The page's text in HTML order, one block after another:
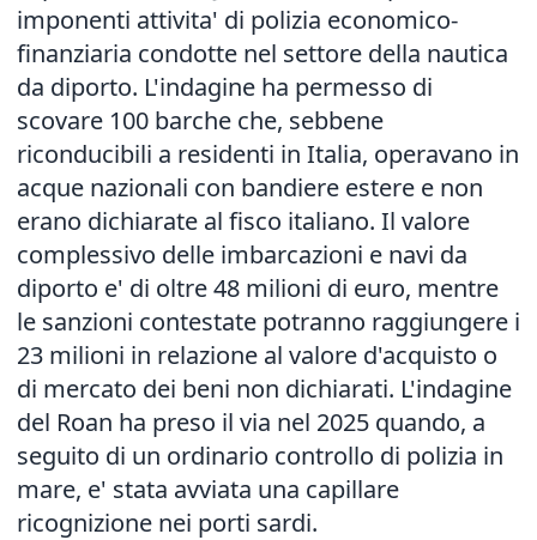
imponenti attivita' di polizia economico-
finanziaria condotte nel settore della nautica
da diporto. L'indagine ha permesso di
scovare 100 barche che, sebbene
riconducibili a residenti in Italia, operavano in
acque nazionali con bandiere estere e non
erano dichiarate al fisco italiano. Il valore
complessivo delle imbarcazioni e navi da
diporto e' di oltre 48 milioni di euro, mentre
le sanzioni contestate potranno raggiungere i
23 milioni in relazione al valore d'acquisto o
di mercato dei beni non dichiarati. L'indagine
del Roan ha preso il via nel 2025 quando, a
seguito di un ordinario controllo di polizia in
mare, e' stata avviata una capillare
ricognizione nei porti sardi.